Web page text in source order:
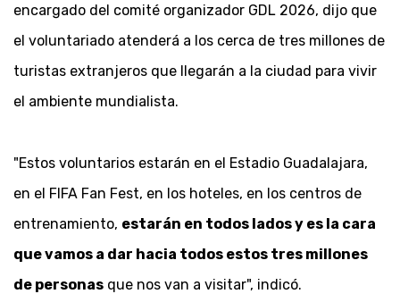
encargado del comité organizador GDL 2026, dijo que
el voluntariado atenderá a los cerca de tres millones de
turistas extranjeros que llegarán a la ciudad para vivir
el ambiente mundialista.
"Estos voluntarios estarán en el Estadio Guadalajara,
en el FIFA Fan Fest, en los hoteles, en los centros de
entrenamiento, estarán en todos lados y es la cara
que vamos a dar hacia todos estos tres millones
de personas que nos van a visitar", indicó.